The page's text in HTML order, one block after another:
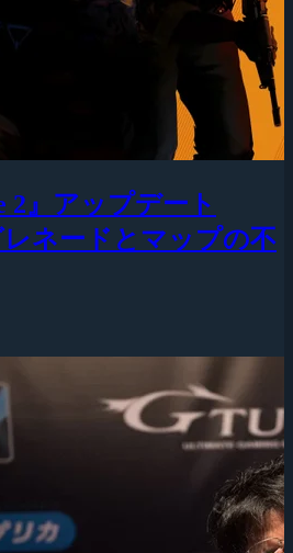
2』アップデート
レネードとマップの不